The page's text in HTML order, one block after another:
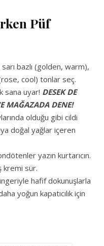
Püf
bazlı (golden, warm),
cool) tonlar seç.
sana uyar! DESEK DE
MAĞAZADA DENE!
olduğu gibi cildi
doğal yağlar içeren
yazın kurtarıcın.
kremi sür.
hafif dokunuşlarla
yoğun kapatıcılık için